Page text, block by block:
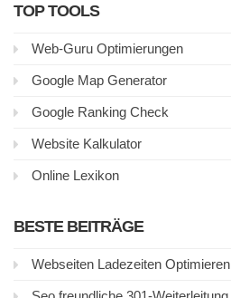
TOP TOOLS
Web-Guru Optimierungen
Google Map Generator
Google Ranking Check
Website Kalkulator
Online Lexikon
BESTE BEITRÄGE
Webseiten Ladezeiten Optimieren